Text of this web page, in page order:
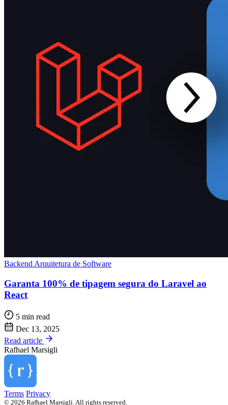
Backend Arquitetura de Software
Garanta 100% de tipagem segura do Laravel ao
React
5 min read
Dec 13, 2025
Read article
Rafhael Marsigli
Terms Privacy
© 2026 Rafhael Marsigli. All rights reserved.